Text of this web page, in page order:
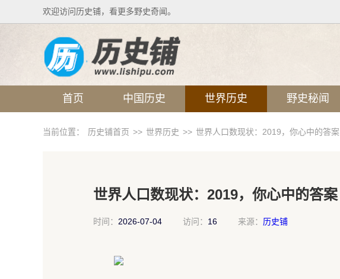
欢迎访问历史铺，看更多野史奇闻。
首页 中国历史 世界历史 野史秘闻
当前位置： 历史铺首页 >> 世界历史 >> 世界人口数现状：2019，你心中的答案
世界人口数现状：2019，你心中的答案
时间： 2026-07-04 访问： 16 来源： 历史铺